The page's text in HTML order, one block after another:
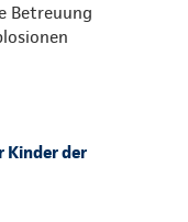
Betreuung
Kinder der